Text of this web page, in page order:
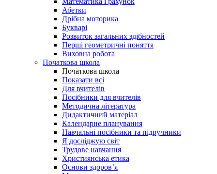
Абетки
Дрібна моторика
Букварі
Розвиток загальних здібностей
Перші геометричні поняття
Виховна робота
Початкова школа
Початкова школа
Показати всі
Для вчителів
Посібники для вчителів
Методична література
Дидактичний матеріал
Календарне планування
Навчальні посібники та підручники
Я досліджую світ
Трудове навчання
Християнська етика
Основи здоров’я